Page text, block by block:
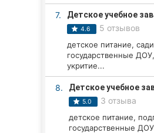
Кропивницкий
Запорожье
7. Детское учебное
4.6 5 отзывов
детское питание,
государственные
укритие...
8. Детское учебное
5.0 3 отзыва
детское питание,
государственные